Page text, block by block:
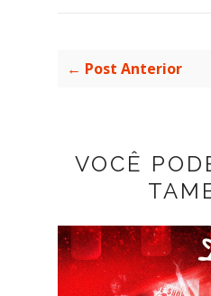
← Post Anterior
VOCÊ